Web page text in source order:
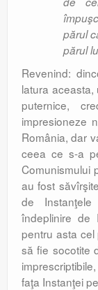
părul
părul
Revenind:
latura
puternice,
impresioneze
România, dar
ceea ce s-a
Comunismului
au fost
de
îndeplinire de
pentru asta
să fie socotite
faţa Instanţei